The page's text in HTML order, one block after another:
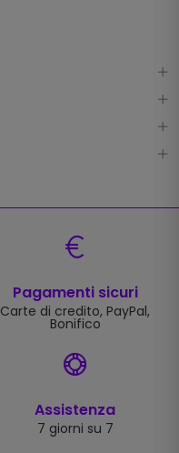
Pagamenti sicuri
Carte di credito, PayPal,
Bonifico
Assistenza
7 giorni su 7